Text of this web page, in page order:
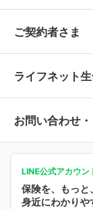
保険選びで
保険の基礎
人生のステ
保険ジャ
あなたの人
選ばれる理由・
保険商品一覧
万が一に備
病気や手術
がん保険
がんに備える
女性保険
ご契約者さま
ご契約内容
お客さま情
保険料の支
ライフネット
ライフネット生
会社情報
業績・財務情報
お問い合わせ
保険相談サービ
LINE公式アカウン
保険を、もっと、
身近にわかりや